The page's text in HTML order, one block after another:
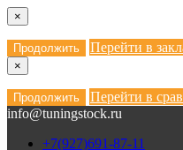
×
Продолжить Перейти в
×
Продолжить
Перейти в
info@tuningstock.ru
+7(927)691-87-11